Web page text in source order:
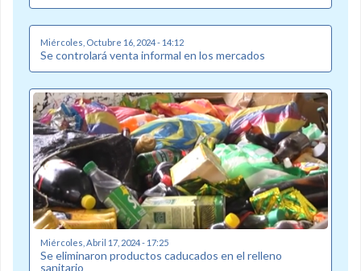
Miércoles, Octubre 16, 2024 - 14:12
Se controlará venta informal en los mercados
Miércoles, Abril 17, 2024 - 17:25
Se eliminaron productos caducados en el relleno
sanitario